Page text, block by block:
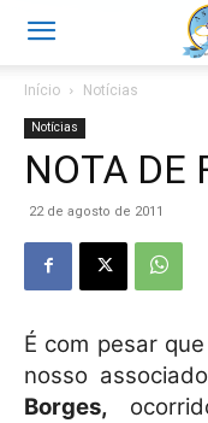
Início Notícias
Notícias
NOTA DE
22 de agosto de 2011
É com pesar
nosso associado
Borges,